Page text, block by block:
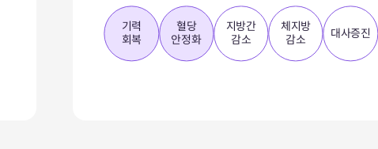
기력
회복
혈당
안정화
지방간
감소
체지방
감소
대사증진